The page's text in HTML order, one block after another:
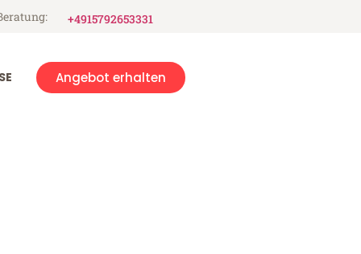
+4915792653331
Angebot erhalten